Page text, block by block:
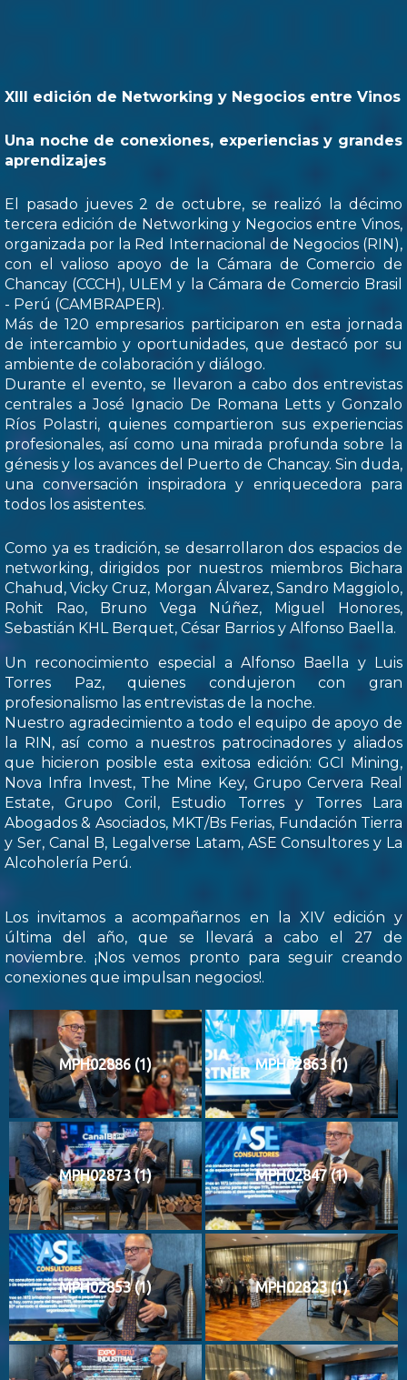
XIII edición de Networking y Negocios entre Vinos
Una noche de conexiones, experiencias y grandes
aprendizajes
El pasado jueves 2 de octubre, se realizó la décimo
tercera edición de Networking y Negocios entre Vinos,
organizada por la Red Internacional de Negocios (RIN),
con el valioso apoyo de la Cámara de Comercio de
Chancay (CCCH), ULEM y la Cámara de Comercio Brasil
- Perú (CAMBRAPER).
Más de 120 empresarios participaron en esta jornada
de intercambio y oportunidades, que destacó por su
ambiente de colaboración y diálogo.
Durante el evento, se llevaron a cabo dos entrevistas
centrales a José Ignacio De Romana Letts y Gonzalo
Ríos Polastri, quienes compartieron sus experiencias
profesionales, así como una mirada profunda sobre la
génesis y los avances del Puerto de Chancay. Sin duda,
una conversación inspiradora y enriquecedora para
todos los asistentes.
Como ya es tradición, se desarrollaron dos espacios de
networking, dirigidos por nuestros miembros Bichara
Chahud, Vicky Cruz, Morgan Álvarez, Sandro Maggiolo,
Rohit Rao, Bruno Vega Núñez, Miguel Honores,
Sebastián KHL Berquet, César Barrios y Alfonso Baella.
Un reconocimiento especial a Alfonso Baella y Luis
Torres Paz, quienes condujeron con gran
profesionalismo las entrevistas de la noche.
Nuestro agradecimiento a todo el equipo de apoyo de
la RIN, así como a nuestros patrocinadores y aliados
que hicieron posible esta exitosa edición: GCI Mining,
Nova Infra Invest, The Mine Key, Grupo Cervera Real
Estate, Grupo Coril, Estudio Torres y Torres Lara
Abogados & Asociados, MKT/Bs Ferias, Fundación Tierra
y Ser, Canal B, Legalverse Latam, ASE Consultores y La
Alcoholería Perú.
Los invitamos a acompañarnos en la XIV edición y
última del año, que se llevará a cabo el 27 de
noviembre. ¡Nos vemos pronto para seguir creando
conexiones que impulsan negocios!.
MPH02886 (1) MPH02863 (1)
MPH02873 (1) MPH02847 (1)
MPH02853 (1) MPH02823 (1)